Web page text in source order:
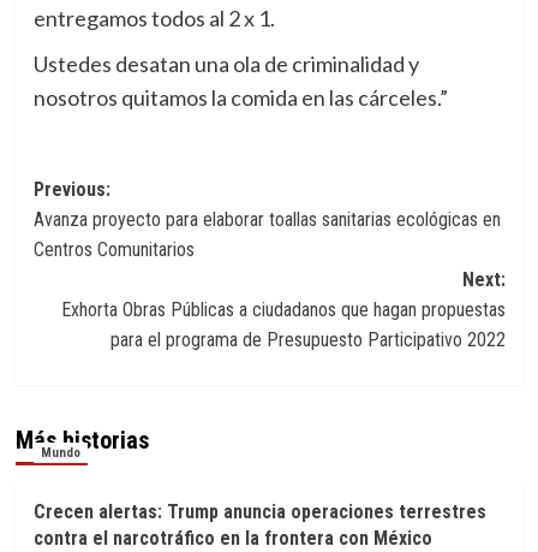
entregamos todos al 2 x 1.
Ustedes desatan una ola de criminalidad y
nosotros quitamos la comida en las cárceles.”
Navegación
de
Previous:
Avanza proyecto para elaborar toallas sanitarias ecológicas en
Centros Comunitarios
Next:
Exhorta Obras Públicas a ciudadanos que hagan propuestas
para el programa de Presupuesto Participativo 2022
Más historias
Mundo
Crecen alertas: Trump anuncia operaciones terrestres
contra el narcotráfico en la frontera con México